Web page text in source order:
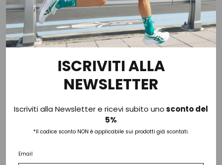
LIU-JO
1 colore
LIU-JO
€ 119,00
ISCRIVITI ALLA
NEWSLETTER
Iscriviti alla Newsletter e ricevi subito unosconto del
5%
*Il codice sconto NON è applicabile sui prodotti già scontati.
Email